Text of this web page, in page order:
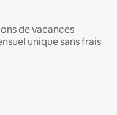
de vacances
unique sans frais